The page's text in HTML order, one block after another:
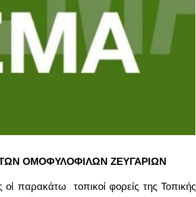
ΟΜΟΦΥΛΟΦΙΛΩΝ ΖΕΥΓΑΡΙΩΝ
παρακάτω τοπικοί φορείς της Τοπικής